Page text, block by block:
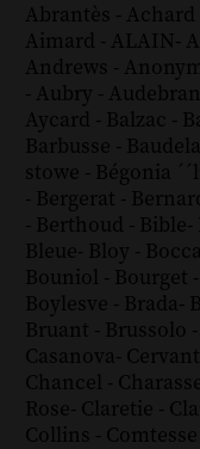
Abrantès - Achard
Aimard - ALAIN-
Andrews -
- Aubry -
Aycard - Balzac -
Barbusse -
stowe - Bégonia
- Bergerat -
- Berthoud - Bible-
Bleue- Bloy -
Bouniol - Bourget -
Boylesve - Brada-
Bruant - Brussolo -
Casanova-
Chancel -
Rose- Claretie -
Collins -